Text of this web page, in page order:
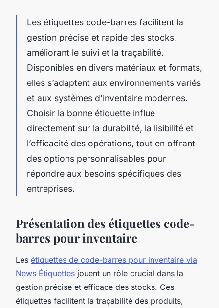
Les étiquettes code-barres facilitent la
gestion précise et rapide des stocks,
améliorant le suivi et la traçabilité.
Disponibles en divers matériaux et formats,
elles s’adaptent aux environnements variés
et aux systèmes d’inventaire modernes.
Choisir la bonne étiquette influe
directement sur la durabilité, la lisibilité et
l’efficacité des opérations, tout en offrant
des options personnalisables pour
répondre aux besoins spécifiques des
entreprises.
Présentation des étiquettes code-
barres pour inventaire
Les étiquettes de code-barres pour inventaire via
News Étiquettes jouent un rôle crucial dans la
gestion précise et efficace des stocks. Ces
étiquettes facilitent la traçabilité des produits,